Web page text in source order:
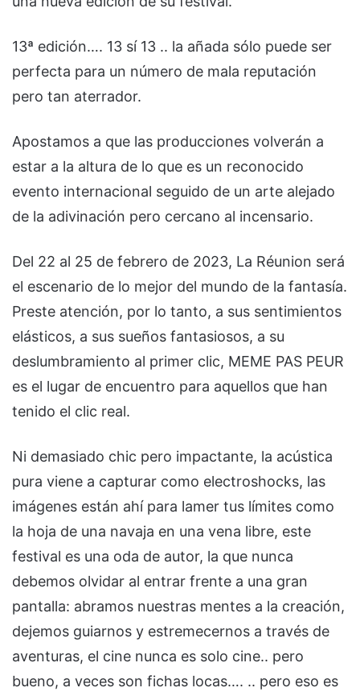
13ª edición…. 13 sí 13 .. la añada sólo puede ser
perfecta para un número de mala reputación
pero tan aterrador.
Apostamos a que las producciones volverán a
estar a la altura de lo que es un reconocido
evento internacional seguido de un arte alejado
de la adivinación pero cercano al incensario.
Del 22 al 25 de febrero de 2023, La Réunion será
el escenario de lo mejor del mundo de la fantasía.
Preste atención, por lo tanto, a sus sentimientos
elásticos, a sus sueños fantasiosos, a su
deslumbramiento al primer clic, MEME PAS PEUR
es el lugar de encuentro para aquellos que han
tenido el clic real.
Ni demasiado chic pero impactante, la acústica
pura viene a capturar como electroshocks, las
imágenes están ahí para lamer tus límites como
la hoja de una navaja en una vena libre, este
festival es una oda de autor, la que nunca
debemos olvidar al entrar frente a una gran
pantalla: abramos nuestras mentes a la creación,
dejemos guiarnos y estremecernos a través de
aventuras, el cine nunca es solo cine.. pero
bueno, a veces son fichas locas…. .. pero eso es